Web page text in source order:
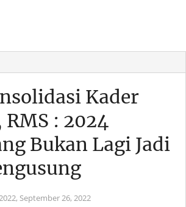
Kader
RMS : 2024
Bukan Lagi Jadi
September 26, 2022